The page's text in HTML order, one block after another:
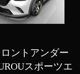
ントアンダー
スポーツエ